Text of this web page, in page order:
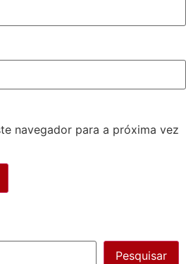
navegador para a próxima vez
Pesquisar